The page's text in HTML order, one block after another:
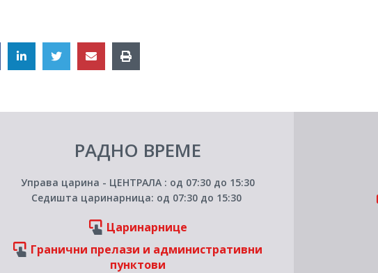
РАДНО ВРЕМЕ
Управа царина - ЦЕНТРАЛА : од 07:30 до 15:30
Седишта царинарница: од 07:30 до 15:30
Царинарнице
Гранични прелази и административни
пунктови